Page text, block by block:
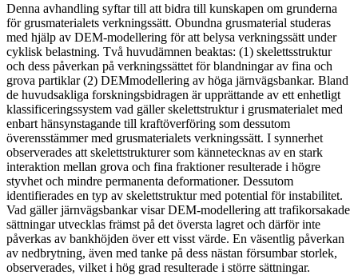
Denna avhandling syftar till att bidra till kunskapen om grunderna
för grusmaterialets verkningssätt. Obundna grusmaterial studeras
med hjälp av DEM-modellering för att belysa verkningssätt under
cyklisk belastning. Två huvudämnen beaktas: (1) skelettsstruktur
och dess påverkan på verkningssättet för blandningar av fina och
grova partiklar (2) DEMmodellering av höga järnvägsbankar. Bland
de huvudsakliga forskningsbidragen är upprättande av ett enhetligt
klassificeringssystem vad gäller skelettstruktur i grusmaterialet med
enbart hänsynstagande till kraftöverföring som dessutom
överensstämmer med grusmaterialets verkningssätt. I synnerhet
observerades att skelettstrukturer som kännetecknas av en stark
interaktion mellan grova och fina fraktioner resulterade i högre
styvhet och mindre permanenta deformationer. Dessutom
identifierades en typ av skelettstruktur med potential för instabilitet.
Vad gäller järnvägsbankar visar DEM-modellering att trafikorsakade
sättningar utvecklas främst på det översta lagret och därför inte
påverkas av bankhöjden över ett visst värde. En väsentlig påverkan
av nedbrytning, även med tanke på dess nästan försumbar storlek,
observerades, vilket i hög grad resulterade i större sättningar.